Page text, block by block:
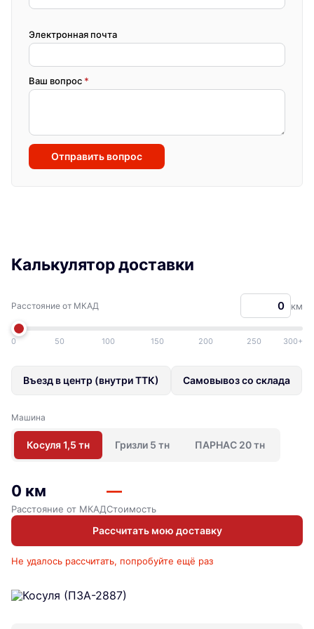
Электронная почта
Ваш вопрос *
Отправить вопрос
Калькулятор доставки
Расстояние от МКАД км
0 50 100 150 200 250 300+
Въезд в центр (внутри ТТК) Самовывоз со склада
Машина
Косуля 1,5 тн Гризли 5 тн ПАРНАС 20 тн
0 км
Расстояние от МКАД
—
Стоимость
Рассчитать мою доставку
Не удалось рассчитать, попробуйте ещё раз